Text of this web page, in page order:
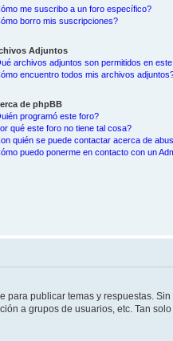
me suscribo a un foro específico?
borro mis suscripciones?
Adjuntos
archivos adjuntos son permitidos en
encuentro todos mis archivos
de phpBB
programó este foro?
qué este foro no tiene tal cosa?
quién se puede contactar acerca de
puedo ponerme en contacto con un
publicar temas y respuestas.
a grupos de usuarios, etc. Tan